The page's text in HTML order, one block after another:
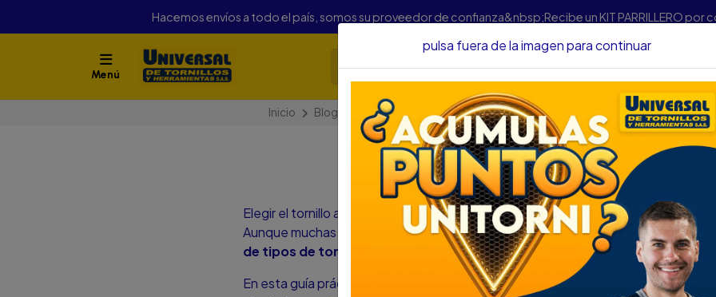
Hacemos envíos a todo el país, somos su proveedor de confianza&nbsp;Recibe un KIT PARRILLERO
Menú
Inicio Blog Tipos de tornillos y para qué sirve cada uno: guía práctica para
Tipos de tornillos y para qué sirve cada uno:
práctica para elegir el correcto
Elegir el tornillo adecuado puede marcar la diferencia entre una fijación segura y
Aunque muchas personas piensan que “un tornillo es un tornillo”, la realidad es
de tipos de tornillos
, cada uno diseñado para un material, una carga y una
En esta guía práctica te explicamos
los principales tipos de tornillos, sus
pulsa fuera de la imagen para continuar